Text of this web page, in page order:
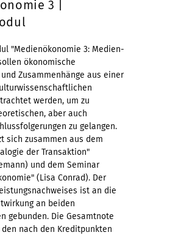
3 |
"Medienökonomie 3: Medien-
ökonomische
Zusammenhänge aus einer
werden, um zu
aber auch
zu gelangen.
sich zusammen aus dem
der Transaktion"
und dem Seminar
(Lisa Conrad). Der
ist an die
an beiden
gebunden. Die Gesamtnote
nach den Kreditpunkten